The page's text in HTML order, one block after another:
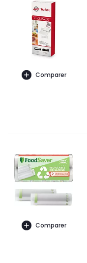
Comparer
Comparer